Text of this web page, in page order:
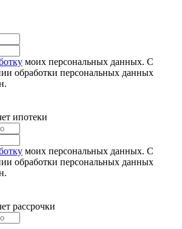
моих персональных данных. С
обработки персональных данных
ипотеки
моих персональных данных. С
обработки персональных данных
рассрочки